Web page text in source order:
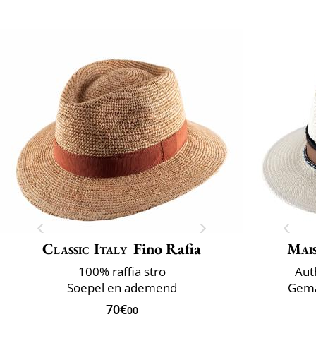
Classic Italy Fino Rafia
100% raffia stro
Soepel en ademend
70€00